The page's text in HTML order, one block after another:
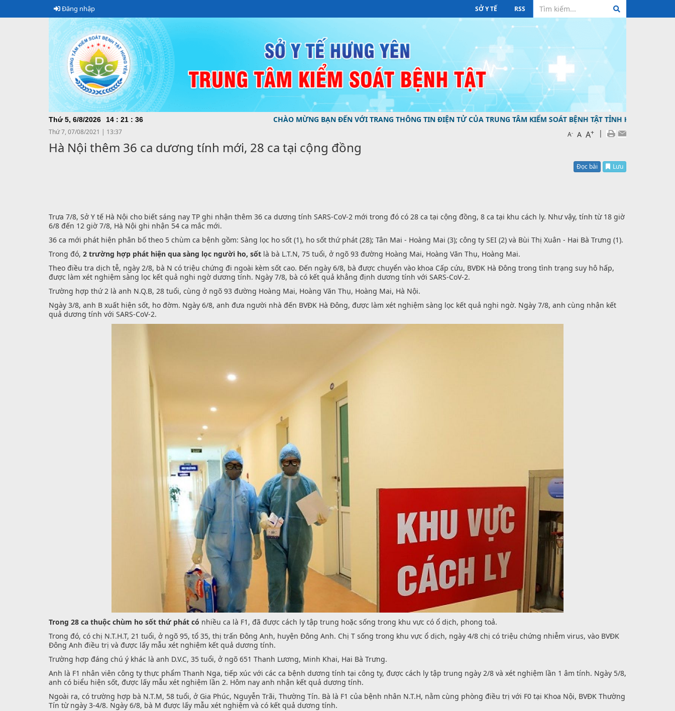
Đăng nhập SỞ Y TẾ RSS
Thứ 5, 6/8/2026 14 : 21 : 38 CHÀO MỪNG BẠN ĐẾN VỚI TRANG THÔNG TIN ĐIỆN TỬ CỦA TRUNG TÂM KIỂM SOÁT BỆNH TẬT TỈNH HƯNG YÊN
Thứ 7, 07/08/2021 | 13:37 A- A A+ |
Hà Nội thêm 36 ca dương tính mới, 28 ca tại cộng đồng
Đọc bài Lưu
Trưa 7/8, Sở Y tế Hà Nội cho biết sáng nay TP ghi nhận thêm 36 ca dương tính SARS-CoV-2 mới trong đó có 28 ca tại cộng đồng, 8 ca tại khu cách ly. Như vậy, tính từ 18 giờ
6/8 đến 12 giờ 7/8, Hà Nội ghi nhận 54 ca mắc mới.
36 ca mới phát hiện phân bố theo 5 chùm ca bệnh gồm: Sàng lọc ho sốt (1), ho sốt thứ phát (28); Tân Mai - Hoàng Mai (3); công ty SEI (2) và Bùi Thị Xuân - Hai Bà Trưng (1).
Trong đó, 2 trường hợp phát hiện qua sàng lọc người ho, sốt là bà L.T.N, 75 tuổi, ở ngõ 93 đường Hoàng Mai, Hoàng Văn Thụ, Hoàng Mai.
Theo điều tra dịch tễ, ngày 2/8, bà N có triệu chứng đi ngoài kèm sốt cao. Đến ngày 6/8, bà được chuyển vào khoa Cấp cứu, BVĐK Hà Đông trong tình trạng suy hô hấp,
được làm xét nghiệm sàng lọc kết quả nghi ngờ dương tính. Ngày 7/8, bà có kết quả khẳng định dương tính với SARS-CoV-2.
Trường hợp thứ 2 là anh N.Q.B, 28 tuổi, cùng ở ngõ 93 đường Hoàng Mai, Hoàng Văn Thụ, Hoàng Mai, Hà Nội.
Ngày 3/8, anh B xuất hiện sốt, ho đờm. Ngày 6/8, anh đưa người nhà đến BVĐK Hà Đông, được làm xét nghiệm sàng lọc kết quả nghi ngờ. Ngày 7/8, anh cùng nhận kết
quả dương tính với SARS-CoV-2.
Trong 28 ca thuộc chùm ho sốt thứ phát có nhiều ca là F1, đã được cách ly tập trung hoặc sống trong khu vực có ổ dịch, phong toả.
Trong đó, có chị N.T.H.T, 21 tuổi, ở ngõ 95, tổ 35, thị trấn Đông Anh, huyện Đông Anh. Chị T sống trong khu vực ổ dịch, ngày 4/8 chị có triệu chứng nhiễm virus, vào BVĐK
Đông Anh điều trị và được lấy mẫu xét nghiệm kết quả dương tính.
Trường hợp đáng chú ý khác là anh D.V.C, 35 tuổi, ở ngõ 651 Thanh Lương, Minh Khai, Hai Bà Trưng.
Anh là F1 nhân viên công ty thực phẩm Thanh Nga, tiếp xúc với các ca bệnh dương tính tại công ty, được cách ly tập trung ngày 2/8 và xét nghiệm lần 1 âm tính. Ngày 5/8,
anh có biểu hiện sốt, được lấy mẫu xét nghiệm lần 2. Hôm nay anh nhận kết quả dương tính.
Ngoài ra, có trường hợp bà N.T.M, 58 tuổi, ở Gia Phúc, Nguyễn Trãi, Thường Tín. Bà là F1 của bệnh nhân N.T.H, nằm cùng phòng điều trị với F0 tại Khoa Nội, BVĐK Thường
Tín từ ngày 3-4/8. Ngày 6/8, bà M được lấy mẫu xét nghiệm và có kết quả dương tính.